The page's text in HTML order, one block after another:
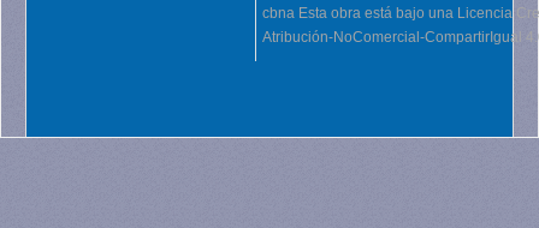
cbna Esta obra está bajo una Licencia
Atribución-NoComercial-CompartirIgual